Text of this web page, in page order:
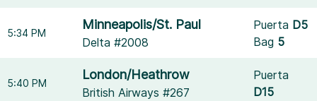
5:34 PM
Minneapolis/St. Paul
Delta #2008
Puerta D5
Bag 5
5:40 PM
London/Heathrow
British Airways #267
Puerta
D15